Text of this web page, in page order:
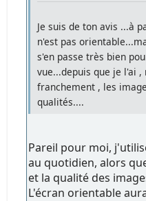
Je suis de ton avis ...à
n'est pas
s'en passe très bien
vue...depuis que je l'ai
franchement , les
qualités....
Pareil pour moi,
au quotidien, alors
et la qualité des
L'écran orientable